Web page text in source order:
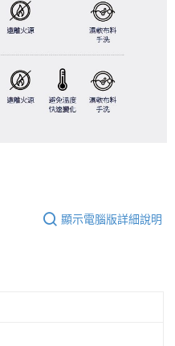
顯示電腦版詳細說明